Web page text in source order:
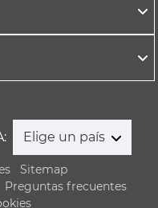
Elige un país
Sitemap
Preguntas frecuentes